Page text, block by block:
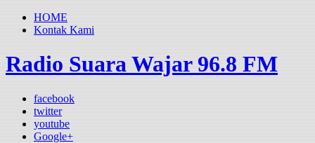
HOME
Kontak Kami
Radio Suara Wajar 96.8 FM
facebook
twitter
youtube
Google+